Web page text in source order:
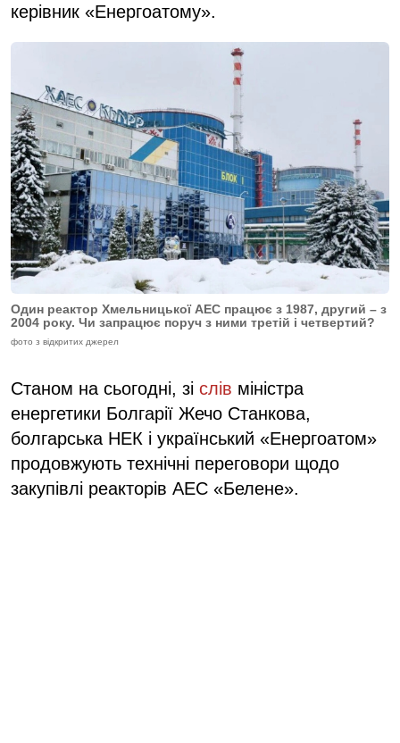
керівник «Енергоатому».
Один реактор Хмельницької АЕС працює з 1987, другий – з
2004 року. Чи запрацює поруч з ними третій і четвертий?
фото з відкритих джерел
Станом на сьогодні, зі слів міністра
енергетики Болгарії Жечо Станкова,
болгарська НЕК і український «Енергоатом»
продовжують технічні переговори щодо
закупівлі реакторів АЕС «Белене».